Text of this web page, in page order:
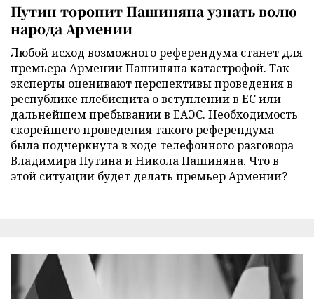
Путин торопит Пашиняна узнать волю
народа Армении
Любой исход возможного референдума станет для
премьера Армении Пашиняна катастрофой. Так
эксперты оценивают перспективы проведения в
республике плебисцита о вступлении в ЕС или
дальнейшем пребывании в ЕАЭС. Необходимость
скорейшего проведения такого референдума
была подчеркнута в ходе телефонного разговора
Владимира Путина и Никола Пашиняна. Что в
этой ситуации будет делать премьер Армении?